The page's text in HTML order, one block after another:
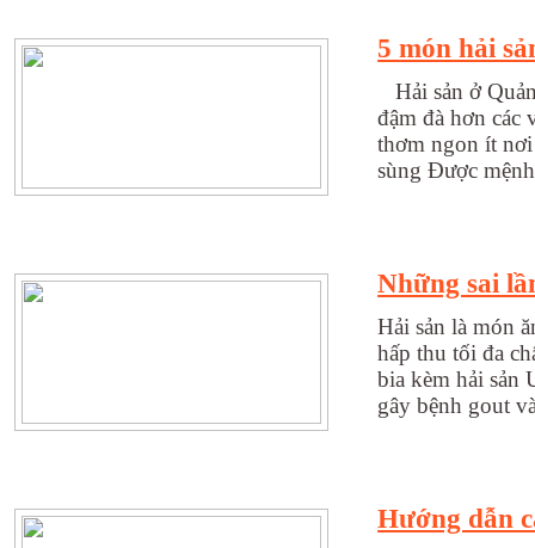
5 món hải
Hải sản ở
đậm đà hơn các
thơm ngon ít
sùng Được
Những sai
Hải sản là món
hấp thu tối đa
bia kèm hải sản
gây bệnh gout
Hướng dẫn